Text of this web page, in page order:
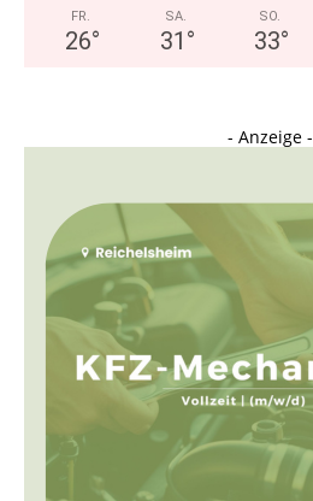
FR.
26°
SA.
31 °
SO.
33°
- Anzeige -